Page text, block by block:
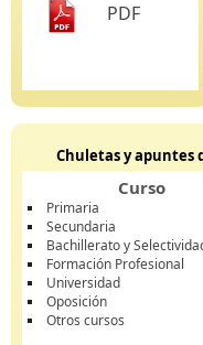
PDF
Chuletas y apuntes
Curso
Primaria
Secundaria
Bachillerato y
Formación Profesional
Universidad
Oposición
Otros cursos